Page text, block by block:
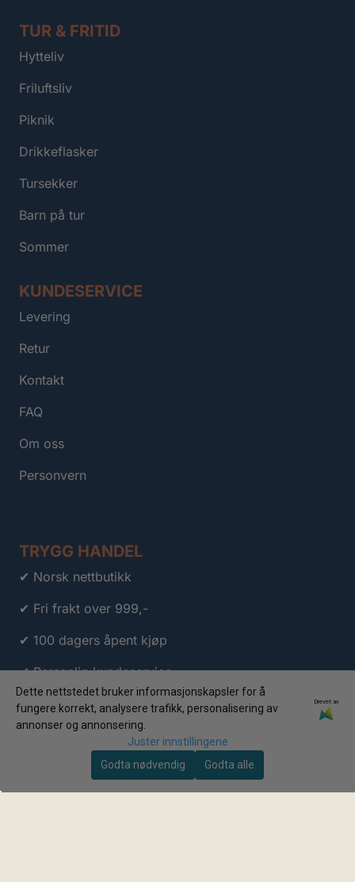
TUR & FRITID
Hytteliv
Friluftsliv
Piknik
Drikkeflasker
Tursekker
Barn på tur
Sommer
KUNDESERVICE
Levering
Retur
Kontakt
FAQ
Om oss
Personvern
TRYGG HANDEL
✔ Norsk nettbutikk
✔ Fri frakt over 999,-
✔ 100 dagers åpent kjøp
✔ Personlig kundeservice
✔ Klarna
Dette nettstedet bruker informasjonskapsler for å
fungere korrekt, analysere trafikk, personalisering av
annonser og annonsering.
Drevet av
Juster innstillingene
Godta nødvendig
Godta alle